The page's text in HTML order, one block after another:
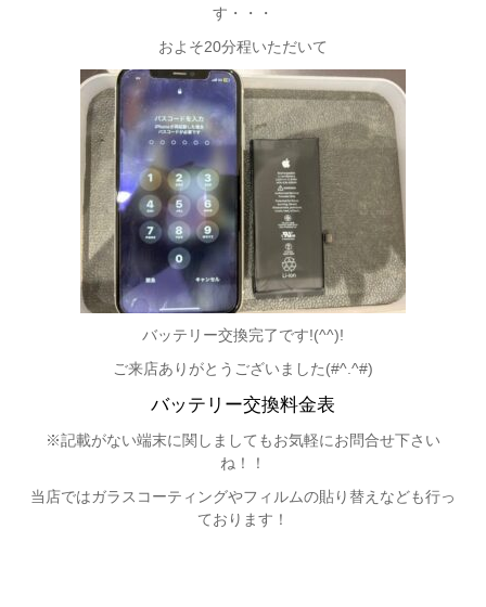
す・・・
およそ20分程いただいて
バッテリー交換完了です!(^^)!
ご来店ありがとうございました(#^.^#)
バッテリー交換料金表
※記載がない端末に関しましてもお気軽にお問合せ下さい
ね！！
当店ではガラスコーティングやフィルムの貼り替えなども行っ
ております！